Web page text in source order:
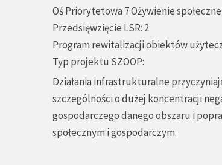
Oś Priorytetowa 7 Ożywienie
Przedsięwzięcie LSR: 2
Program rewitalizacji obiektów
Typ projektu SZOOP:
Działania infrastrukturalne
szczególności o dużej koncentracji
gospodarczego danego obszaru i
społecznym i gospodarczym.